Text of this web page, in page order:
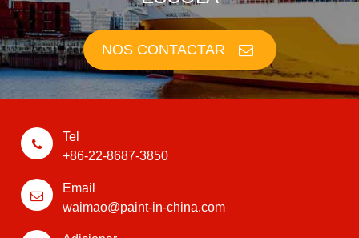
NOS CONTACTAR
Tel
+86-22-8687-3850
Email
waimao@paint-in-china.com